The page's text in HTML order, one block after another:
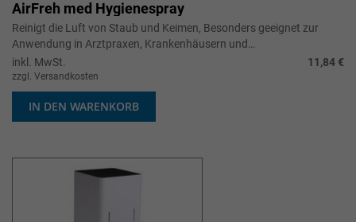
AirFreh med Hygienespray
Reinigt die Luft von Staub und Keimen, Besonders geeignet zur
Anwendung in Arztpraxen, Krankenhäusern und
Pflegeeinrichtunge, Mit desodorieren...
inkl. MwSt. 11,84 €
zzgl. Versandkosten
IN DEN WARENKORB